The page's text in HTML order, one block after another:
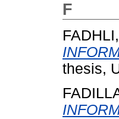
F
thesis,